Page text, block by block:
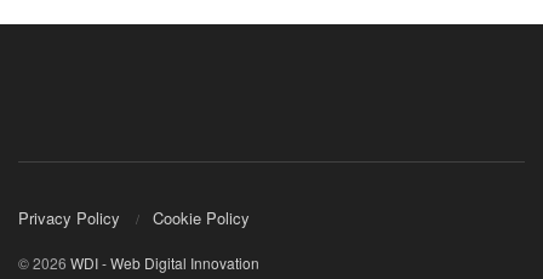
Privacy Policy Cookie Policy
© 2026 WDI - Web Digital Innovation